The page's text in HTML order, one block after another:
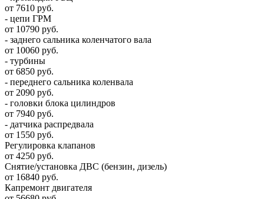
от 7610 руб.
- цепи ГРМ
от 10790 руб.
- заднего сальника коленчатого вала
от 10060 руб.
- турбины
от 6850 руб.
- переднего сальника коленвала
от 2090 руб.
- головки блока цилиндров
от 7940 руб.
- датчика распредвала
от 1550 руб.
Регулировка клапанов
от 4250 руб.
Снятие/установка ДВС (бензин, дизель)
от 16840 руб.
Капремонт двигателя